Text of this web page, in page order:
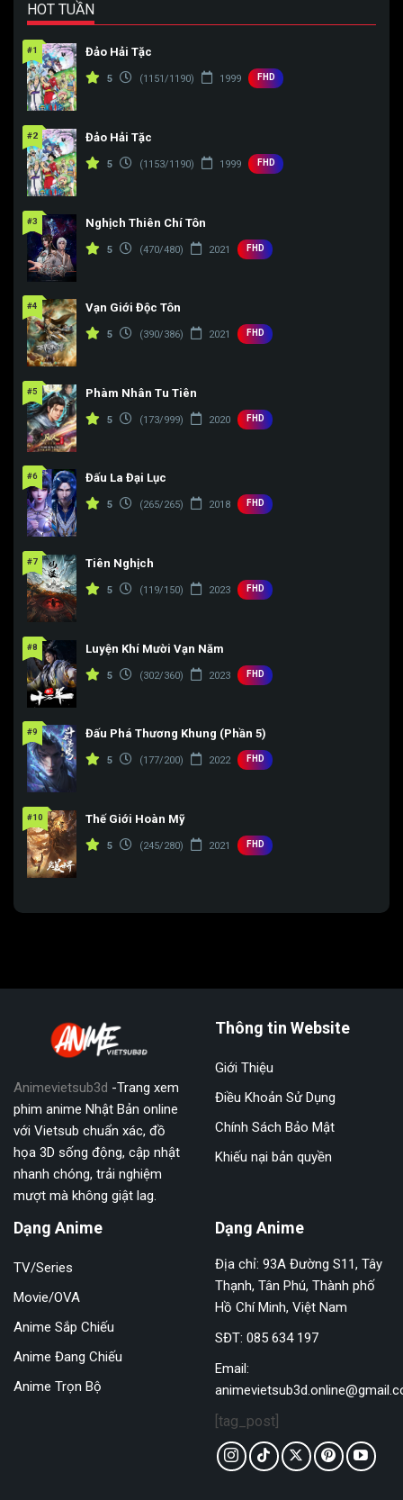
HOT TUẦN
#1 Đảo Hải Tặc
5 (1151/1190) 1999 FHD
#2 Đảo Hải Tặc
5 (1153/1190) 1999 FHD
#3 Nghịch Thiên Chí Tôn
5 (470/480) 2021 FHD
#4 Vạn Giới Độc Tôn
5 (390/386) 2021 FHD
#5 Phàm Nhân Tu Tiên
5 (173/999) 2020 FHD
#6 Đấu La Đại Lục
5 (265/265) 2018 FHD
#7 Tiên Nghịch
5 (119/150) 2023 FHD
#8 Luyện Khí Mười Vạn Năm
5 (302/360) 2023 FHD
#9 Đấu Phá Thương Khung (Phần 5)
5 (177/200) 2022 FHD
#10 Thế Giới Hoàn Mỹ
5 (245/280) 2021 FHD
Animevietsub3d -Trang xem
phim anime Nhật Bản online
với Vietsub chuẩn xác, đồ
họa 3D sống động, cập nhật
nhanh chóng, trải nghiệm
mượt mà không giật lag.
Thông tin Website
Giới Thiệu
Điều Khoản Sử Dụng
Chính Sách Bảo Mật
Khiếu nại bản quyền
Dạng Anime
TV/Series
Movie/OVA
Anime Sắp Chiếu
Anime Đang Chiếu
Anime Trọn Bộ
Dạng Anime
Địa chỉ: 93A Đường S11, Tây
Thạnh, Tân Phú, Thành phố
Hồ Chí Minh, Việt Nam
SĐT: 085 634 197
Email:
[tag_post]